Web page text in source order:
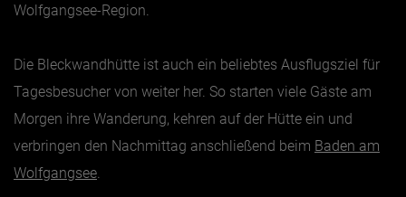
Wolfgangsee-Region.
Die Bleckwandhütte ist auch ein beliebtes Ausflugsziel für
Tagesbesucher von weiter her. So starten viele Gäste am
Morgen ihre Wanderung, kehren auf der Hütte ein und
verbringen den Nachmittag anschließend beim Baden am
Wolfgangsee.